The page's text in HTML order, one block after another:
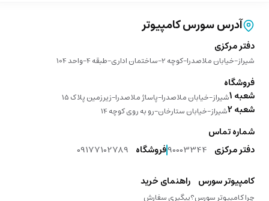
آدرس سورس کامپیوتر
دفتر مرکزی
شیراز-خیابان ملاصدرا-کوچه 2-ساختمان اداری-طبقه 4-واحد 104
فروشگاه
شعبه 1 شیراز-خیابان ملاصدرا-پاساژ ملاصدرا-زیرزمین پلاک 15
شعبه 2 شیراز-خیابان ستارخان-رو به روی کوچه 14
شماره تماس
دفتر مرکزی 90003344فروشگاه 09177102789
کامپیوتر سورس
چرا کامپیوتر سورس؟
راهنمای خرید
پیگیری سفارش